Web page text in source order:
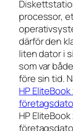
processor,
därför den
liten dator i
som var
före sin tid.
HP
HP